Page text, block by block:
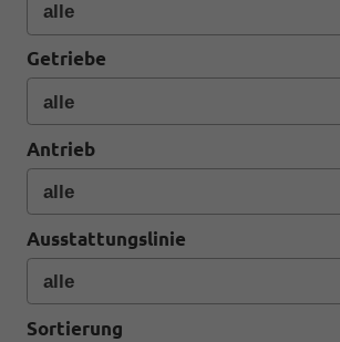
Getriebe
Antrieb
Ausstattungslinie
Sortierung